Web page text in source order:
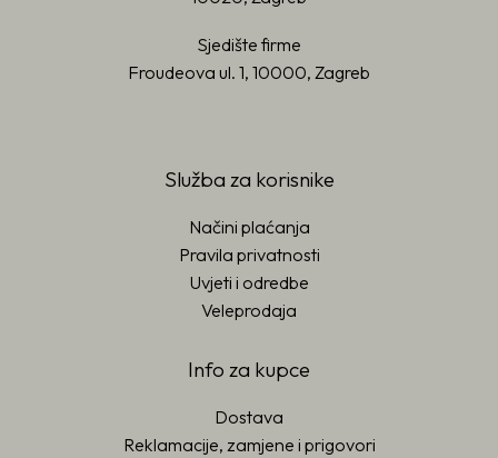
Sjedište firme
Froudeova ul. 1, 10000, Zagreb
Služba za korisnike
Načini plaćanja
Pravila privatnosti
Uvjeti i odredbe
Veleprodaja
Info za kupce
Dostava
Reklamacije, zamjene i prigovori